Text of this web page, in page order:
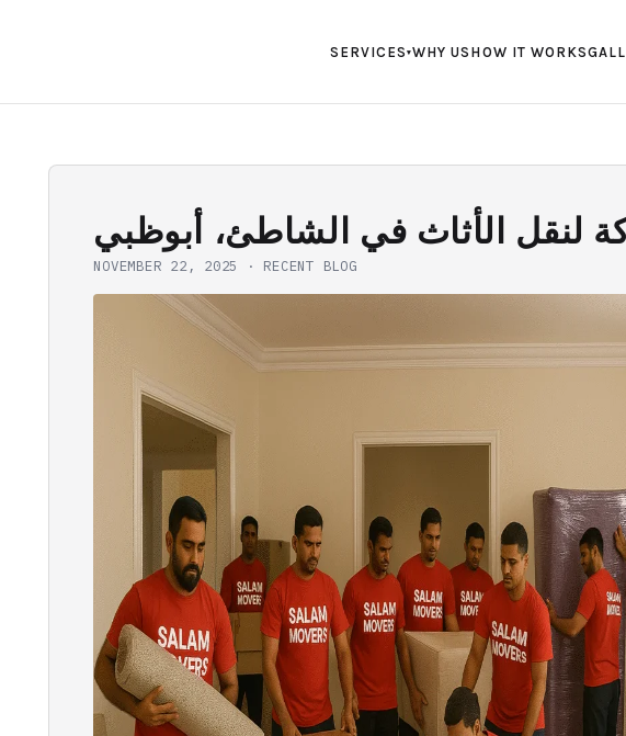
SERVICES▾WHY US HOW IT WORKS
لنقل الأثاث في الشاطئ، أبوظبي
NOVEMBER 22, 2025 · RECENT BLOG